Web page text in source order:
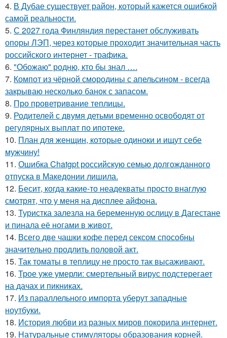
4. В Дубае существует район, который кажется ошибкой
самой реальности.
5. С 2027 года Финляндия перестанет обслуживать
опоры ЛЭП, через которые проходит значительная часть
российского интернет - трафика.
6. "Обожаю" родню, кто бы знал ….
7. Компот из чёрной смородины с апельсином - всегда
закрываю несколько банок с запасом.
8. Про проветривание теплицы.
9. Родителей с двумя детьми временно освободят от
регулярных выплат по ипотеке.
10. План для женщин, которые одиноки и ищут себе
мужчину!
11. Ошибка Chatgpt российскую семью долгожданного
отпуска в Македонии лишила.
12. Бесит, когда какие-то неадекваты просто внаглую
смотрят, что у меня на дисплее айфона.
13. Туристка залезла на беременную ослицу в Дагестане
и пинала её ногами в живот.
14. Всего две чашки кофе перед сексом способны
значительно продлить половой акт.
15. Так томаты в теплицу не просто так высаживают.
16. Трое уже умерли: смертельный вирус подстерегает
на дачах и пикниках.
17. Из параллельного импорта уберут западные
ноутбуки.
18. История любви из разных миров покорила интернет.
19. Натуральные стимуляторы образования корней.